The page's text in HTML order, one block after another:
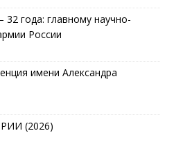
года: главному научно-
России
имени Александра
(2026)